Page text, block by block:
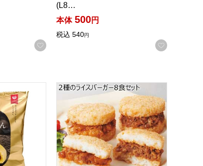
お気に入りに登録する
(L8…
本体 500円
税込 540円
お気に入
カレーまん 40gX6個入【＠FROZEN】
2種のライスバーガー8食セット【夏の